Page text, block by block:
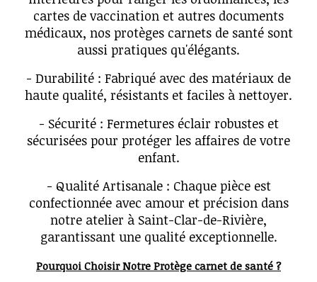
cartes de vaccination et autres documents
médicaux, nos protèges carnets de santé sont
aussi pratiques qu'élégants.
- Durabilité : Fabriqué avec des matériaux de
haute qualité, résistants et faciles à nettoyer.
- Sécurité : Fermetures éclair robustes et
sécurisées pour protéger les affaires de votre
enfant.
- Qualité Artisanale : Chaque pièce est
confectionnée avec amour et précision dans
notre atelier à Saint-Clar-de-Rivière,
garantissant une qualité exceptionnelle.
Pourquoi Choisir Notre Protège carnet de santé ?